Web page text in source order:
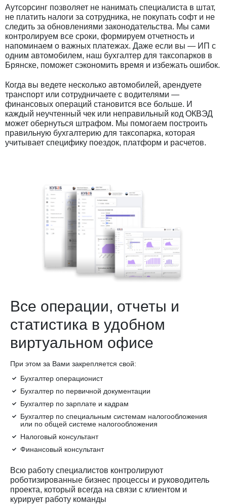
Аутсорсинг позволяет не нанимать специалиста в штат,
не платить налоги за сотрудника, не покупать софт и не
следить за обновлениями законодательства. Мы сами
контролируем все сроки, формируем отчетность и
напоминаем о важных платежах. Даже если вы — ИП с
одним автомобилем, наш бухгалтер для таксопарков в
Брянске, поможет сэкономить время и избежать ошибок.
Когда вы ведете несколько автомобилей, арендуете
транспорт или сотрудничаете с водителями —
финансовых операций становится все больше. И
каждый неучтенный чек или неправильный код ОКВЭД
может обернуться штрафом. Мы помогаем построить
правильную бухгалтерию для таксопарка, которая
учитывает специфику поездок, платформ и расчетов.
Все операции, отчеты и
статистика в удобном
виртуальном офисе
При этом за Вами закрепляется свой:
Бухгалтер операционист
Бухгалтер по первичной документации
Бухгалтер по зарплате и кадрам
Бухгалтер по специальным системам налогообложения
или по общей системе налогообложения
Налоговый консультант
Финансовый консультант
Всю работу специалистов контролируют
роботизированные бизнес процессы и руководитель
проекта, который всегда на связи с клиентом и
курирует работу команды